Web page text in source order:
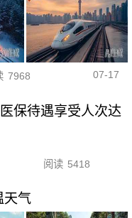
7968 07-17
保待遇享受人次达
阅读 5418
天气